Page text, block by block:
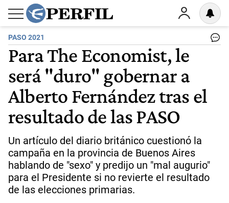
PASO 2021
Para The Economist, le
será "duro" gobernar a
Alberto Fernández tras el
resultado de las PASO
Un artículo del diario británico cuestionó la
campaña en la provincia de Buenos Aires
hablando de "sexo" y predijo un "mal augurio"
para el Presidente si no revierte el resultado
de las elecciones primarias.